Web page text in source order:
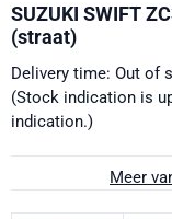
SUZUKI SWIFT
(straat)
Delivery time: Out of
(Stock indication is
indication.)
Meer